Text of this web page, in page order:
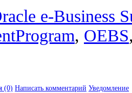
e-Business
, OEBS
(0) Написать комментарий Уведомление